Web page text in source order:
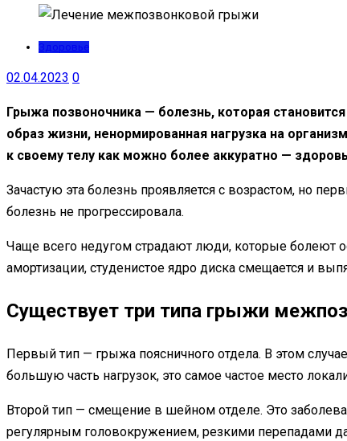
Здоровье
02.04.2023 0
Грыжа позвоночника — болезнь, которая
образ жизни, ненормированная нагрузка на
к своему телу как можно более аккуратно —
Зачастую эта болезнь проявляется с возрастом, но
болезнь не прогрессировала.
Чаще всего недугом страдают люди, которые болеют
амортизации, студенистое ядро диска смещается и
Существует три типа грыжи
Первый тип — грыжа поясничного отдела. В этом
большую часть нагрузок, это самое частое место
Второй тип — смещение в шейном отделе. Это
регулярным головокружением, резкими перепадами